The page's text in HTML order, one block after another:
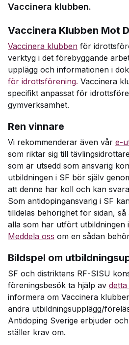
Vaccinera klubben.
Vaccinera Klubben Mot
Vaccinera klubben för
verktyg i det förebyggande
upplägg och informationen i
för idrottsförening. Vaccinera
specifikt anpassat för
gymverksamhet.
Ren vinnare
Vi rekommenderar även vår e-
som riktar sig till
som är utsedd som ansvarig
utbildningen i SF bör själv
att denne har koll och kan
Som antidopingansvarig i SF
tilldelas behörighet för sidan,
alla som har utfört utbildningen
Meddela oss om en sådan
Bildspel om
SF och distriktens RF-SISU
föreningsbesök ta hjälp av
informera om Vaccinera
andra utbildningsupplägg/
Antidoping Sverige erbjuder
ställer krav om.